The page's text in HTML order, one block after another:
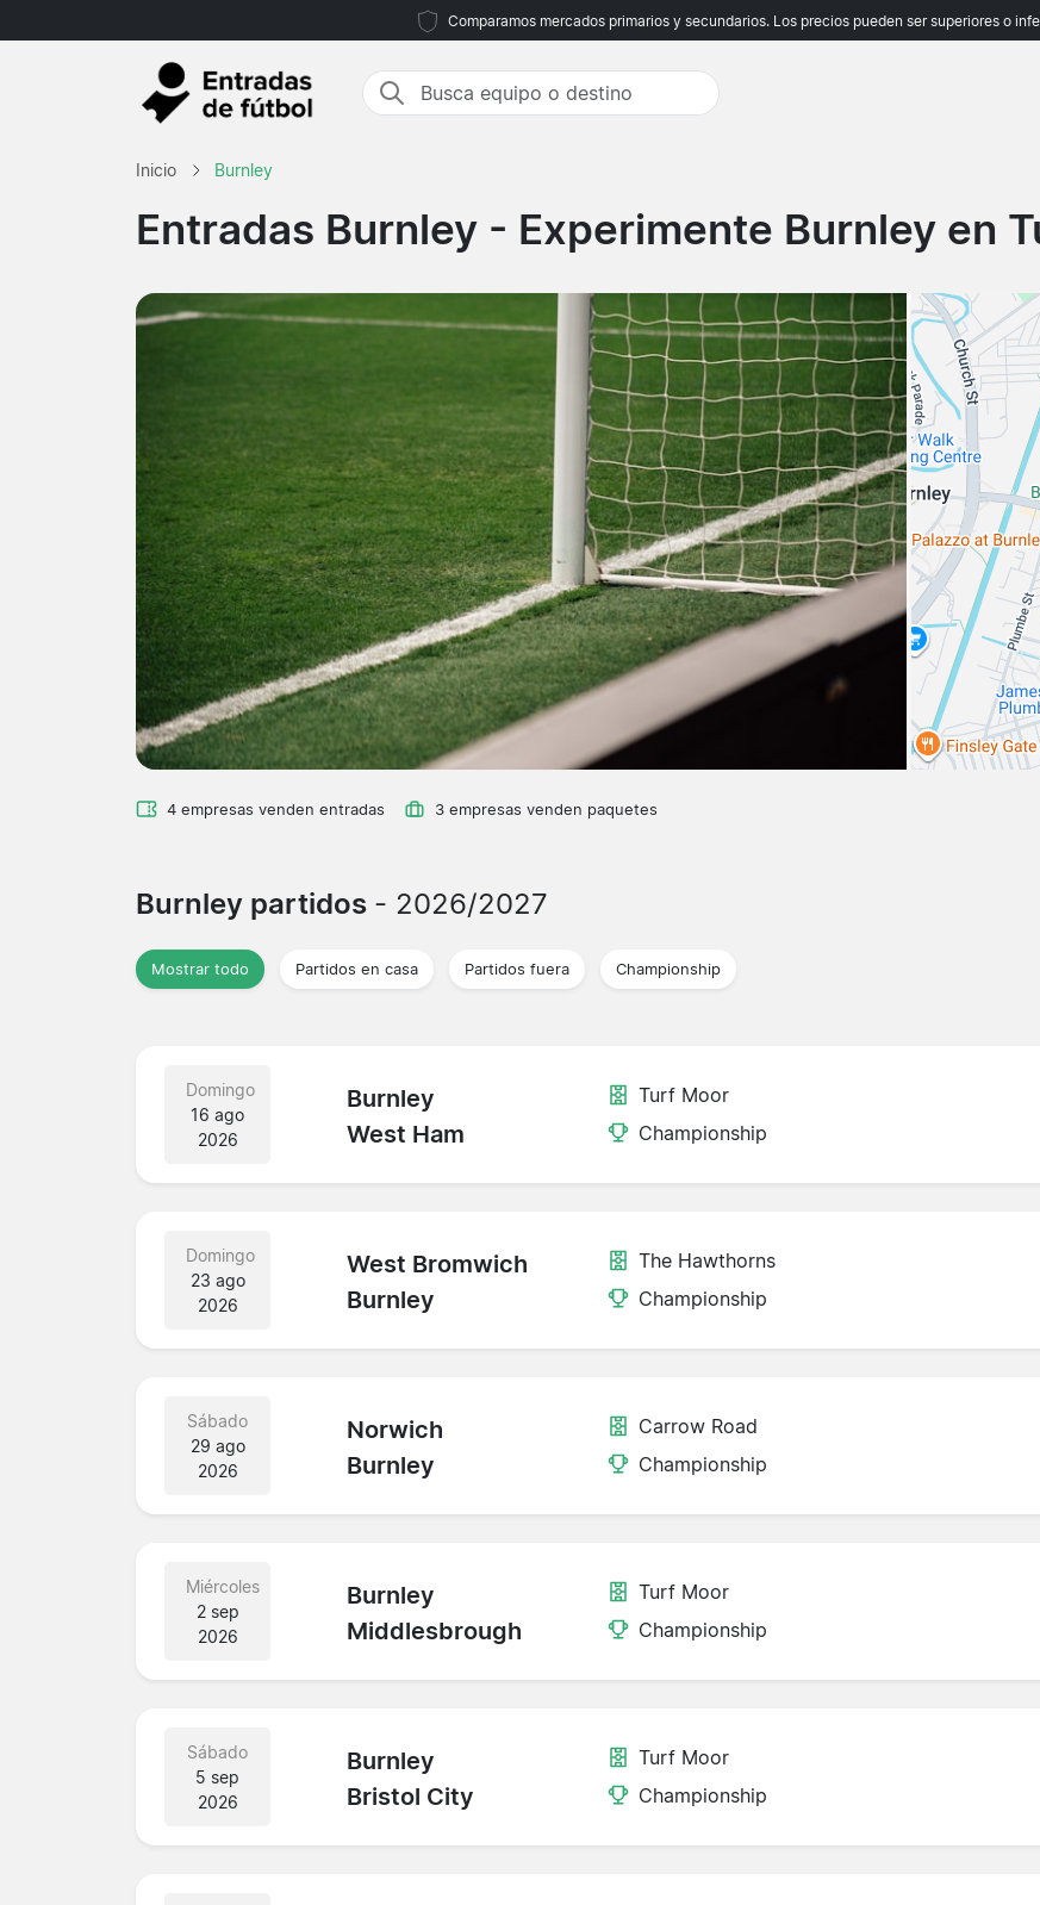
Comparamos mercados primarios y secundarios. Los precios pueden ser superiores o
Inicio Burnley
Entradas Burnley - Experimente Burnley en
4 empresas venden entradas 3 empresas venden paquetes
Burnley partidos - 2026/2027
Mostrar todo Partidos en casa Partidos fuera Championship
Domingo
16 ago
2026
Burnley
West Ham
Turf Moor
Championship
Domingo
23 ago
2026
West Bromwich
Burnley
The Hawthorns
Championship
Sábado
29 ago
2026
Norwich
Burnley
Carrow Road
Championship
Miércoles
2 sep
2026
Burnley
Middlesbrough
Turf Moor
Championship
Sábado
5 sep
2026
Burnley
Bristol City
Turf Moor
Championship